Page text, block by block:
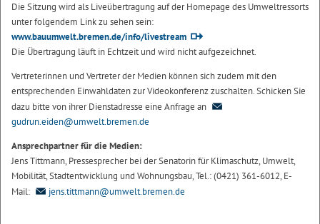
Die Sitzung wird als Liveübertragung auf der Homepage des Umweltressorts
unter folgendem Link zu sehen sein:
www.bauumwelt.bremen.de/info/livestream
Die Übertragung läuft in Echtzeit und wird nicht aufgezeichnet.
Vertreterinnen und Vertreter der Medien können sich zudem mit den
entsprechenden Einwahldaten zur Videokonferenz zuschalten. Schicken Sie
dazu bitte von ihrer Dienstadresse eine Anfrage an
gudrun.eiden@umwelt.bremen.de
Ansprechpartner für die Medien:
Jens Tittmann, Pressesprecher bei der Senatorin für Klimaschutz, Umwelt,
Mobilität, Stadtentwicklung und Wohnungsbau, Tel.: (0421) 361-6012, E-
Mail:
jens.tittmann@umwelt.bremen.de